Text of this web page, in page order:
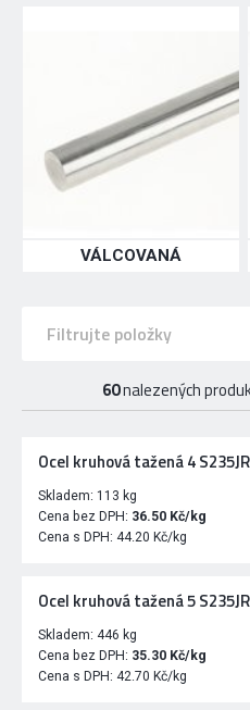
VÁLCOVANÁ
60nalezených
Ocel kruhová tažená 4
Skladem: 113 kg
Cena bez DPH: 36.50 Kč/kg
Cena s DPH: 44.20 Kč/kg
Ocel kruhová tažená 5
Skladem: 446 kg
Cena bez DPH: 35.30 Kč/kg
Cena s DPH: 42.70 Kč/kg